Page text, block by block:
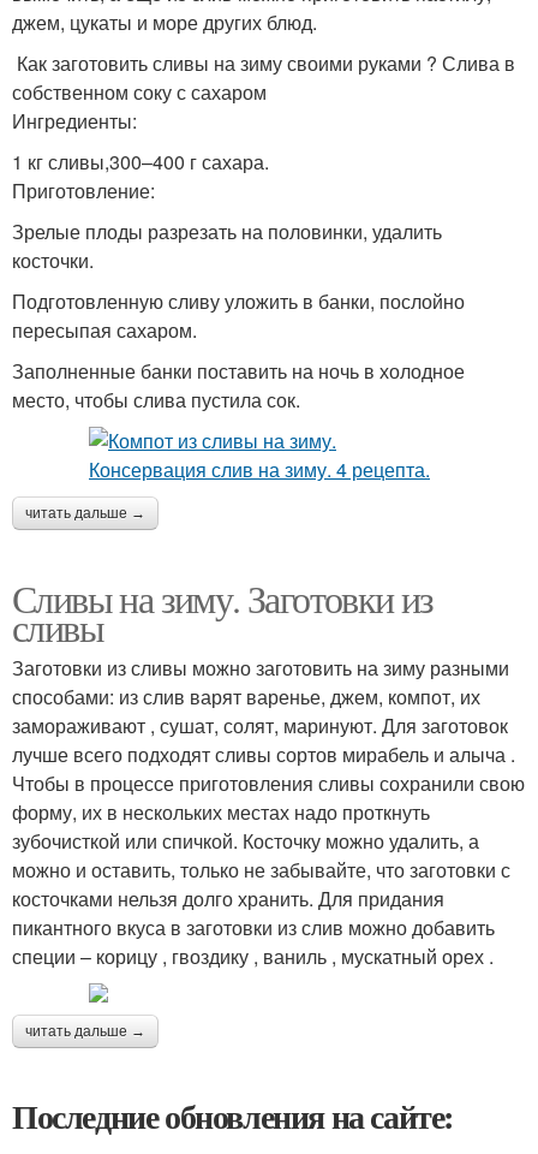
джем, цукаты и море других блюд.
Как заготовить сливы на зиму своими руками ? Слива в
собственном соку с сахаром
Ингредиенты:
1 кг сливы,300–400 г сахара.
Приготовление:
Зрелые плоды разрезать на половинки, удалить
косточки.
Подготовленную сливу уложить в банки, послойно
пересыпая сахаром.
Заполненные банки поставить на ночь в холодное
место, чтобы слива пустила сок.
читать дальше →
Сливы на зиму. Заготовки из
сливы
Заготовки из сливы можно заготовить на зиму разными
способами: из слив варят варенье, джем, компот, их
замораживают , сушат, солят, маринуют. Для заготовок
лучше всего подходят сливы сортов мирабель и алыча .
Чтобы в процессе приготовления сливы сохранили свою
форму, их в нескольких местах надо проткнуть
зубочисткой или спичкой. Косточку можно удалить, а
можно и оставить, только не забывайте, что заготовки с
косточками нельзя долго хранить. Для придания
пикантного вкуса в заготовки из слив можно добавить
специи – корицу , гвоздику , ваниль , мускатный орех .
читать дальше →
Последние обновления на сайте: